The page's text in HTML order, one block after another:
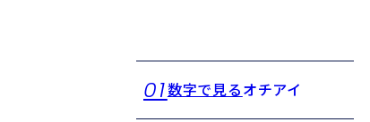
01数字で見るオチアイ